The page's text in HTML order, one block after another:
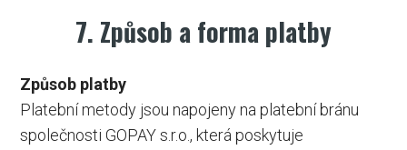
7. Způsob a forma platby
Způsob platby
Platební metody jsou napojeny na platební bránu
společnosti GOPAY s.r.o., která poskytuje